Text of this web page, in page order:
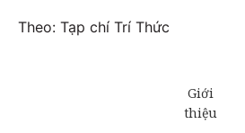
Theo: Tạp chí Trí Thức